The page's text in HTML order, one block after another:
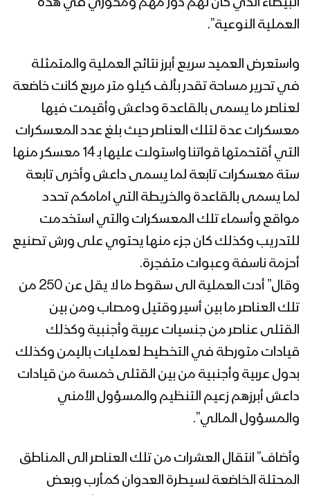
العناصر التكفيرية – وحدة الإنتاج الفني
الإعلام الحربي 1442هـ
البيضاء – مشاهد جديدة من عملية تطهير
قيفة من العناصر التكفيرية
البيضاء – العثور على مصانع ومخازن
للمتفجرات التابعة لتنظيم القاعدة وداعش
في يكلا وقيفة
فلاشة (4) من عملية تحرير قيفة من
العناصر التكفيرية – وحدة الإنتاج الفني
الإعلام الحربي 1442هـ
ميادين الجهاد – حلقة خاصة لعملية تطهير
#قيفة من التكفيريين داعش والقاعدة في
#البيضاء
فلاشة (3) من عملية تحرير قيفة من
العناصر التكفيرية – وحدة الإنتاج الفني
الإعلام الحربي 1442هـ
فلاشة (2) من عملية تحرير قيفة من
العناصر التكفيرية – وحدة الإنتاج الفني
الإعلام الحربي 1442هـ
البيضاء الذي كان لهم دور مهم ومحوري في هذه
العملية النوعية”.
واستعرض العميد سريع أبرز نتائج العملية والمتمثلة
في تحرير مساحة تقدر بألف كيلو متر مربع كانت خاضعة
لعناصر ما يسمى بالقاعدة وداعش وأقيمت فيها
معسكرات عدة لتلك العناصر حيث بلغ عدد المعسكرات
التي أقتحمتها قواتنا واستولت عليها بـ 14 معسكر منها
ستة معسكرات تابعة لما يسمى داعش وأخرى تابعة
لما يسمى بالقاعدة والخريطة التي امامكم تحدد
مواقع وأسماء تلك المعسكرات والتي استخدمت
للتدريب وكذلك كان جزء منها يحتوي على ورش تصنيع
أحزمة ناسفة وعبوات متفجرة.
وقال” أدت العملية الى سقوط ما لا يقل عن 250 من
تلك العناصر ما بين أسير وقتيل ومصاب ومن بين
القتلى عناصر من جنسيات عربية وأجنبية وكذلك
قيادات متورطة في التخطيط لعمليات باليمن وكذلك
بدول عربية وأجنبية من بين القتلى خمسة من قيادات
داعش أبرزهم زعيم التنظيم والمسؤول الأمني
والمسؤول المالي”.
وأضاف” انتقال العشرات من تلك العناصر الى المناطق
المحتلة الخاضعة لسيطرة العدوان كمأرب وبعض